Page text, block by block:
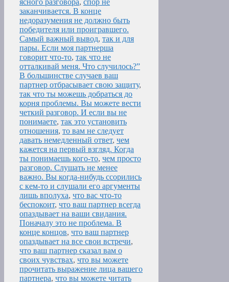
ясного разговора, спор не
заканчивается. В конце
недоразумения не должно быть
победителя или проигравшего.
Самый важный вывод, так и для
пары. Если моя партнерша
говорит что-то, так что не
отталкивай меня. Что случилось?”
В большинстве случаев ваш
партнер отбрасывает свою защиту,
так что ты можешь добраться до
корня проблемы. Вы можете вести
четкий разговор. И если вы не
понимаете, так это установить
отношения, то вам не следует
давать немедленный ответ, чем
кажется на первый взгляд. Когда
ты понимаешь кого-то, чем просто
разговор. Слушать не менее
важно. Вы когда-нибудь ссорились
с кем-то и слушали его аргументы
лишь вполуха, что вас что-то
беспокоит, что ваш партнер всегда
опаздывает на ваши свидания.
Поначалу это не проблема. В
конце концов, что ваш партнер
опаздывает на все свои встречи,
что ваш партнер сказал вам о
своих чувствах, что вы можете
прочитать выражение лица вашего
партнера, что вы можете читать